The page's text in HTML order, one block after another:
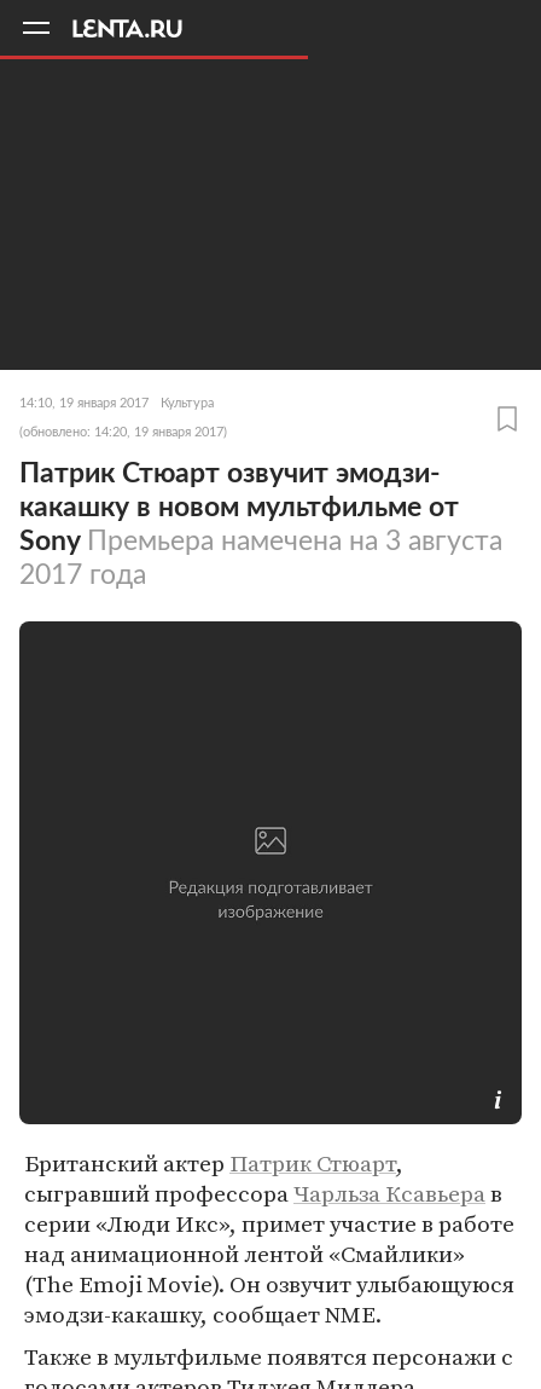
14:10, 19 января 2017 Культура
(обновлено: 14:20, 19 января 2017)
Патрик Стюарт озвучит эмодзи-
какашку в новом мультфильме от
Sony Премьера намечена на 3 августа
2017 года
Британский актер Патрик Стюарт,
сыгравший профессораЧарльза Ксавьерав
серии «Люди Икс», примет участие в работе
над анимационной лентой «Смайлики»
(The Emoji Movie). Он озвучит улыбающуюся
эмодзи-какашку, сообщает NME.
Также в мультфильме появятся персонажи с